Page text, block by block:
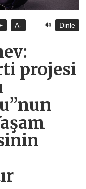
A- 🔊 Dinle
projesi